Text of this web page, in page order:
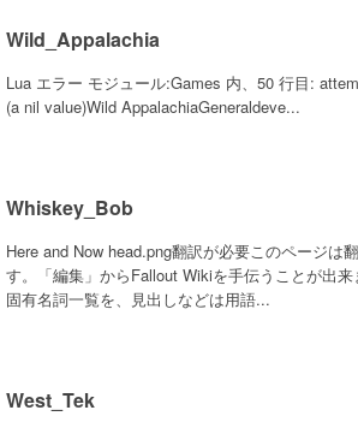
Wild_Appalachia
Lua エラー モジュール:Games 内、50 行目:
(a nil value)Wild AppalachiaGeneraldeve...
Whiskey_Bob
Here and Now head.png翻訳が必要このページは
す。「編集」からFallout Wikiを手伝うことが出
固有名詞一覧を、見出しなどは用語...
West_Tek